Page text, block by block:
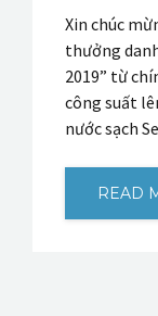
Xin chúc
thưởng
2019” từ
công suất
nước sạch
READ